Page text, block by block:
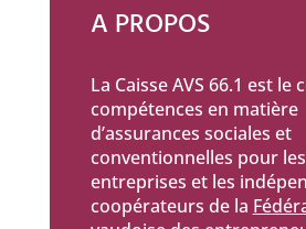
A PROPOS
La Caisse AVS 66.1 est le
compétences en matière
d’assurances sociales et
conventionnelles pour les
entreprises et les
coopérateurs de la